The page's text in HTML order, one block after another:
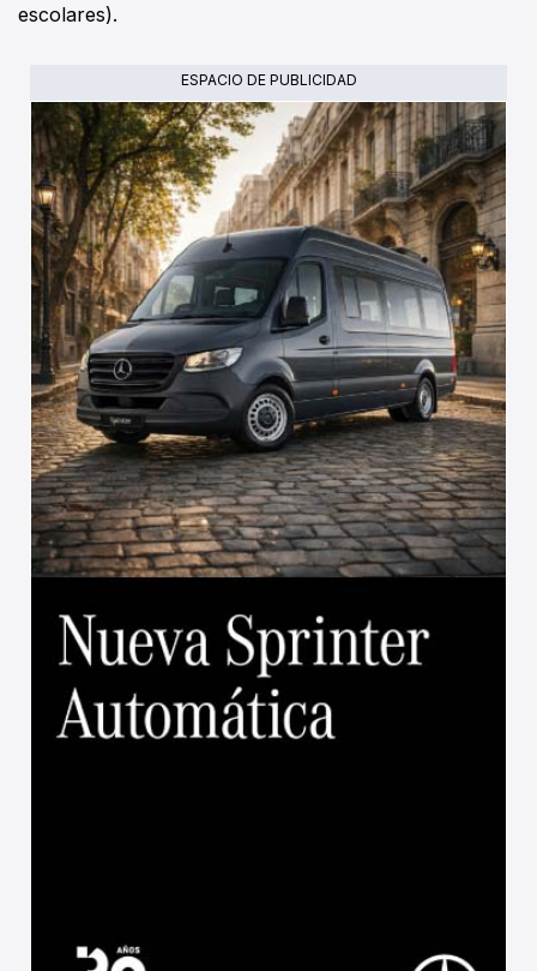
escolares).
ESPACIO DE PUBLICIDAD